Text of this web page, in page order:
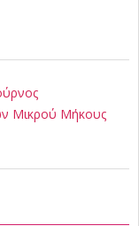
Μικρού Μήκους